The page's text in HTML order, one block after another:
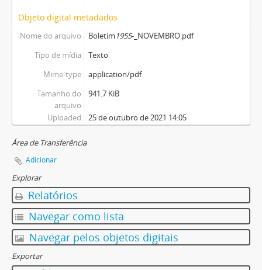
Objeto digital metadados
Nome do arquivo Boletim 1955-_NOVEMBRO.pdf
Tipo de mídia
Texto
Mime-type
application/pdf
Tamanho do
arquivo
941.7 KiB
Uploaded 25 de outubro de 2021 14:05
Área de Transferência
Adicionar
Explorar
Relatórios
Navegar como lista
Navegar pelos objetos digitais
Exportar